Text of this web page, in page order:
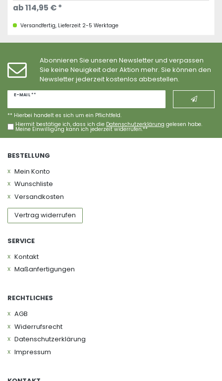
ab 114,95 € *
Versandfertig, Lieferzeit 2-5 Werktage
Abonnieren Sie unseren Newsletter und verpassen
Sie keine Neuigkeit oder Aktion mehr. Sie können den
Newsletter jederzeit kostenlos abbestellen.
E-MAIL **
Newsletter
Hiermit bestätige ich, dass ich die Daten­schutz­erklärung gelesen habe.
Meine Einwilligung kann ich jederzeit widerrufen.**
** Hierbei handelt es sich um ein Pflichtfeld.
BESTELLUNG
Mein Konto
Wunschliste
Versandkosten
Vertrag widerrufen
SERVICE
Kontakt
Maßanfertigungen
RECHTLICHES
AGB
Widerrufs­recht
Daten­schutz­erklärung
Impressum